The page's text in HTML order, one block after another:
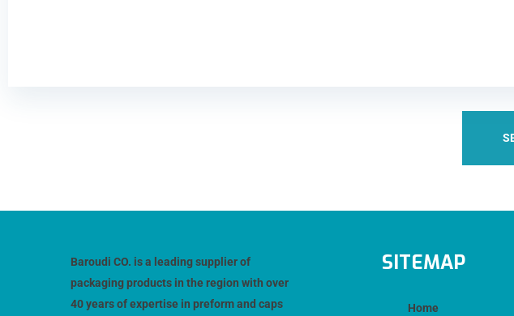
Baroudi CO. is a leading supplier of
packaging products in the region with over
40 years of expertise in preform and caps
SITEMAP
Home